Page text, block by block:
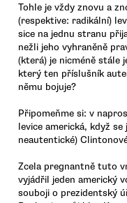
Tohle je vždy znovu a
(respektive: radikální)
sice na jednu stranu
nežli jeho vyhraněně
(která) je nicméně stále
který ten příslušník
němu bojuje?
Připomeňme si: v
levice americká, když
neautentické)
Zcela pregnantně tuto
vyjádřil jeden americký
souboji o prezidentský